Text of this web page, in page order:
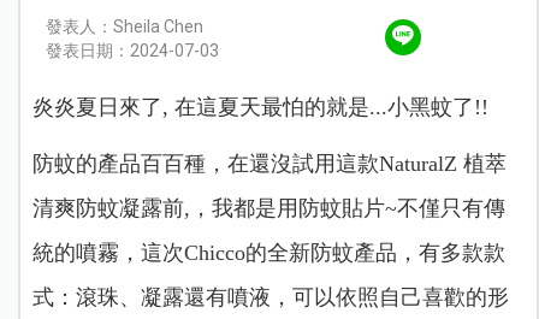
發表人：Sheila Chen
發表日期：2024-07-03
炎炎夏日來了, 在這夏天最怕的就是...小黑蚊了!!
防蚊的產品百百種，在還沒試用這款NaturalZ 植萃
清爽防蚊凝露前,，我都是用防蚊貼片~不僅只有傳
統的噴霧，這次Chicco的全新防蚊產品，有多款款
式：滾珠、凝露還有噴液，可以依照自己喜歡的形